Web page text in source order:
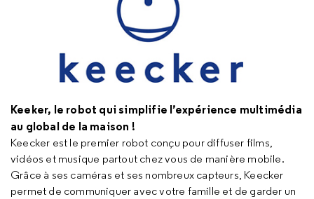
Keeker, le robot qui simplifie l’expérience multimédia
au global de la maison !
Keecker est le premier robot conçu pour diffuser films,
vidéos et musique partout chez vous de manière mobile.
Grâce à ses caméras et ses nombreux capteurs, Keecker
permet de communiquer avec votre famille et de garder un